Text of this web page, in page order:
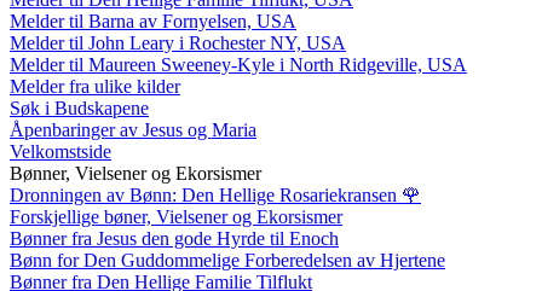
Melder til Barna av Fornyelsen, USA
Melder til John Leary i Rochester NY, USA
Melder til Maureen Sweeney-Kyle i North Ridgeville, USA
Melder fra ulike kilder
Søk i Budskapene
Åpenbaringer av Jesus og Maria
Velkomstside
Bønner, Vielsener og Ekorsismer
Dronningen av Bønn: Den Hellige Rosariekransen 🌹
Forskjellige bøner, Vielsener og Ekorsismer
Bønner fra Jesus den gode Hyrde til Enoch
Bønn for Den Guddommelige Forberedelsen av Hjertene
Bønner fra Den Hellige Familie Tilflukt